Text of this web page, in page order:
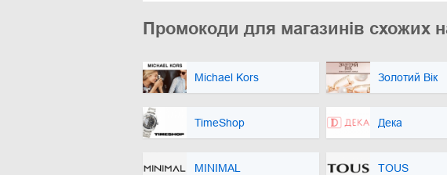
Промокоди для магазинів схожих
Michael Kors Золотий Вік
TimeShop Дека
MINIMAL TOUS